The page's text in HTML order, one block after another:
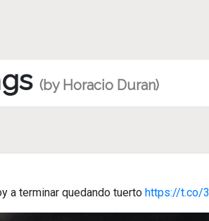
(by Horacio Duran)
a terminar quedando tuerto https://t.co/